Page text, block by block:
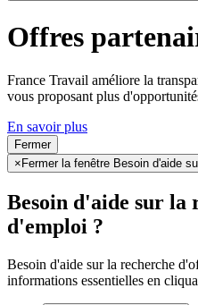
Offres
France Travail améliore la
vous proposant plus
En savoir plus
Fermer
× Fermer la fenêtre Besoin d'aide
Besoin d'aide sur la
d'emploi ?
Besoin d'aide sur la recherche
informations essentielles en